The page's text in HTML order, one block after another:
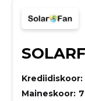
Krediidiskoor:
Maineskoor: